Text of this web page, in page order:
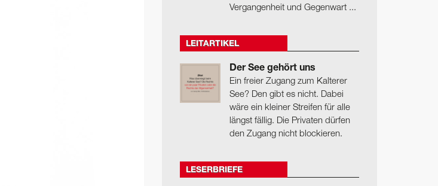
Vergangenheit und Gegenwart ...
LEITARTIKEL
Der See gehört uns
Ein freier Zugang zum Kalterer
See? Den gibt es nicht. Dabei
wäre ein kleiner Streifen für alle
längst fällig. Die Privaten dürfen
den Zugang nicht blockieren.
LESERBRIEFE